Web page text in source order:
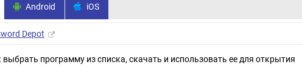
Android iOS
Depot
выбрать программу из списка, скачать и использовать ее для открытия